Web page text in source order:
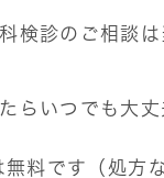
検診のご相談は
らいつでも大丈
料です（処方